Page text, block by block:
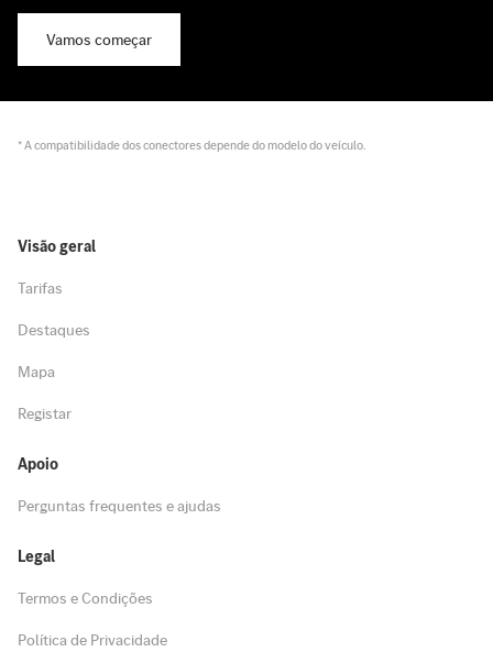
Vamos começar
* A compatibilidade dos conectores depende do modelo do veículo.
Visão geral
Tarifas
Destaques
Mapa
Registar
Apoio
Perguntas frequentes e ajudas
Legal
Termos e Condições
Política de Privacidade